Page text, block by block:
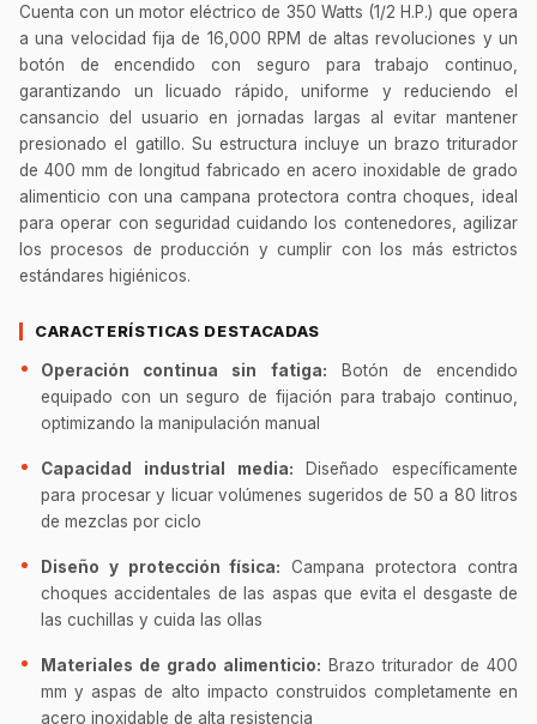
Cuenta con un motor eléctrico de 350 Watts (1/2 H.P.) que opera
a una velocidad fija de 16,000 RPM de altas revoluciones y un
botón de encendido con seguro para trabajo continuo,
garantizando un licuado rápido, uniforme y reduciendo el
cansancio del usuario en jornadas largas al evitar mantener
presionado el gatillo. Su estructura incluye un brazo triturador
de 400 mm de longitud fabricado en acero inoxidable de grado
alimenticio con una campana protectora contra choques, ideal
para operar con seguridad cuidando los contenedores, agilizar
los procesos de producción y cumplir con los más estrictos
estándares higiénicos.
CARACTERÍSTICAS DESTACADAS
Operación continua sin fatiga: Botón de encendido
equipado con un seguro de fijación para trabajo continuo,
optimizando la manipulación manual
Capacidad industrial media: Diseñado específicamente
para procesar y licuar volúmenes sugeridos de 50 a 80 litros
de mezclas por ciclo
Diseño y protección física: Campana protectora contra
choques accidentales de las aspas que evita el desgaste de
las cuchillas y cuida las ollas
Materiales de grado alimenticio: Brazo triturador de 400
mm y aspas de alto impacto construidos completamente en
acero inoxidable de alta resistencia